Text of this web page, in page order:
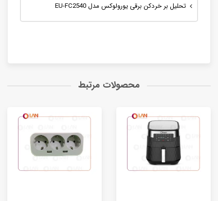
تحلیل بر خردکن برقی یورولوکس مدل EU-FC2540
محصولات مرتبط